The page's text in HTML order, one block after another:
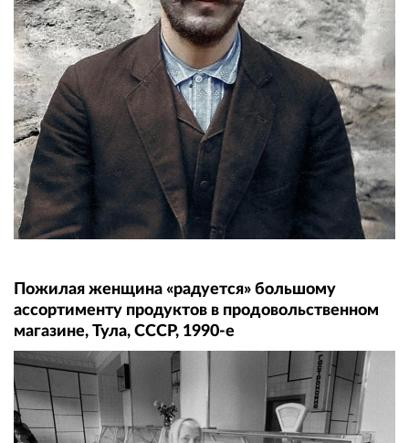
Пожилая женщина «радуется» большому
ассортименту продуктов в продовольственном
магазине, Тула, СССР, 1990-е